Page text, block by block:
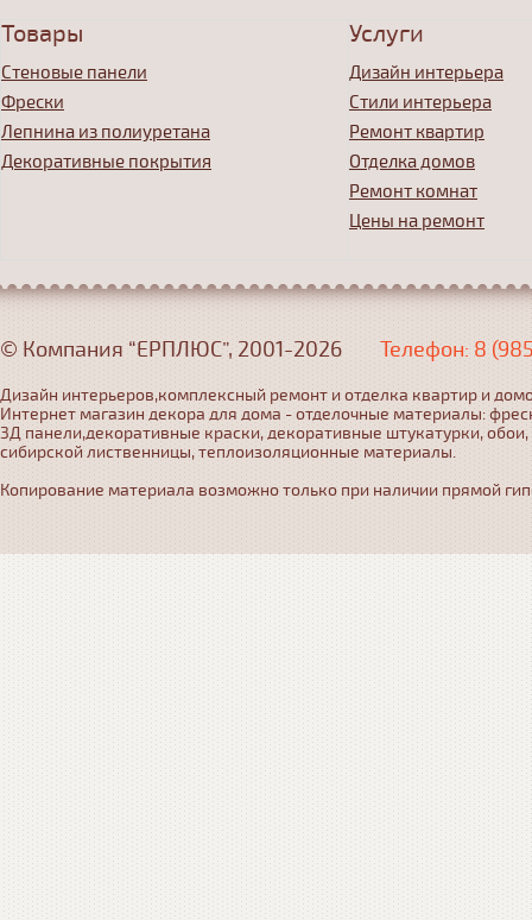
Товары
Стеновые панели
Фрески
Лепнина из полиуретана
Декоративные покрытия
Услуги
Дизайн интерьера
Стили интерьера
Ремонт квартир
Отделка домов
Ремонт комнат
Цены на ремонт
© Компания “ЕРПЛЮС”, 2001-2026 Телефон: 8
Дизайн интерьеров,комплексный ремонт и отделка квартир и
Интернет магазин декора для дома - отделочные материалы:
3Д панели,декоративные краски, декоративные штукатурки,
сибирской лиственницы, теплоизоляционные материалы.
Копирование материала возможно только при наличии прямой